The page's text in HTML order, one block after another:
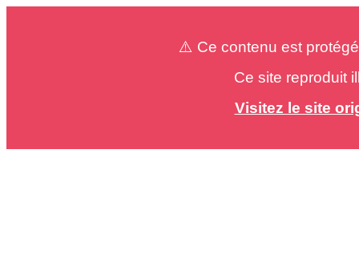
⚠️ Ce contenu est
Ce site reproduit
Visitez le site